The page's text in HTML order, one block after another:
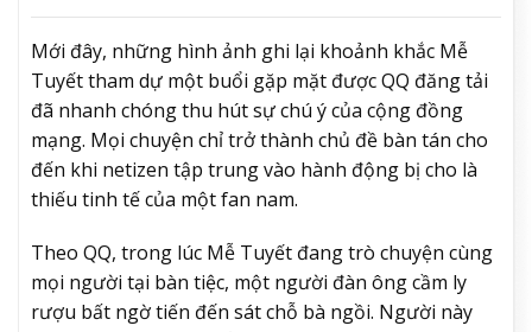
Mới đây, những hình ảnh ghi lại khoảnh khắc Mễ
Tuyết tham dự một buổi gặp mặt được QQ đăng tải
đã nhanh chóng thu hút sự chú ý của cộng đồng
mạng. Mọi chuyện chỉ trở thành chủ đề bàn tán cho
đến khi netizen tập trung vào hành động bị cho là
thiếu tinh tế của một fan nam.
Theo QQ, trong lúc Mễ Tuyết đang trò chuyện cùng
mọi người tại bàn tiệc, một người đàn ông cầm ly
rượu bất ngờ tiến đến sát chỗ bà ngồi. Người này